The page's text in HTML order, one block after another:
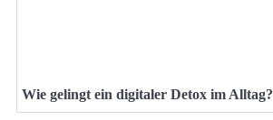
Wie gelingt ein digitaler Detox im Alltag?